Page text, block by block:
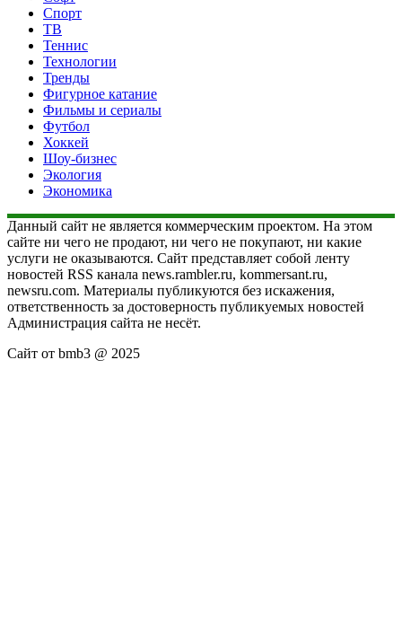
Спорт
ТВ
Теннис
Технологии
Тренды
Фигурное катание
Фильмы и сериалы
Футбол
Хоккей
Шоу-бизнес
Экология
Экономика
Данный сайт не является коммерческим проектом. На этом
сайте ни чего не продают, ни чего не покупают, ни какие
услуги не оказываются. Сайт представляет собой ленту
новостей RSS канала news.rambler.ru, kommersant.ru,
newsru.com. Материалы публикуются без искажения,
ответственность за достоверность публикуемых новостей
Администрация сайта не несёт.
Сайт от bmb3 @ 2025